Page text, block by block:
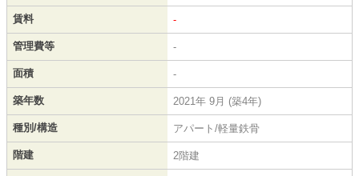
賃料 -
管理費等 -
面積 -
築年数 2021年 9月 (築4年)
種別/構造 アパート/軽量鉄骨
階建 2階建